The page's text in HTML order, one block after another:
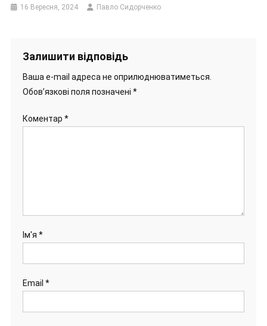
16 Вересня, 2024 Павло Сидорченко
Залишити відповідь
Ваша e-mail адреса не оприлюднюватиметься.
Обов’язкові поля позначені *
Коментар *
Ім'я *
Email *